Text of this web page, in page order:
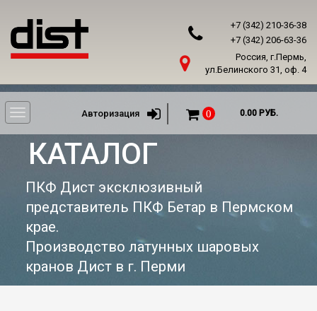
+7 (342) 210-36-38
+7 (342) 206-63-36
Россия, г.Пермь,
ул.Белинского 31, оф. 4
Toggle
0 0.00 РУБ.
Авторизация
КАТАЛОГ
ПКФ Дист эксклюзивный
представитель ПКФ Бетар в Пермском
крае.
Производство латунных шаровых
кранов Дист в г. Перми